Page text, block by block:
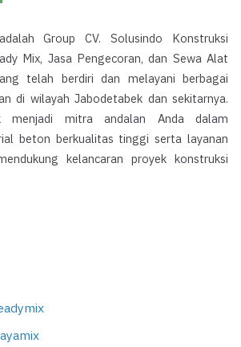
Group CV. Solusindo Konstruksi
Mix, Jasa Pengecoran, dan Sewa Alat
telah berdiri dan melayani berbagai
di wilayah Jabodetabek dan sekitarnya.
menjadi mitra andalan Anda dalam
beton berkualitas tinggi serta layanan
kelancaran proyek konstruksi